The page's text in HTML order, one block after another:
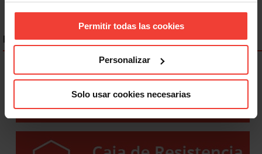
Permitir todas las cookies
Personalizar
Solo usar cookies necesarias
ENLACES DESTACADOS